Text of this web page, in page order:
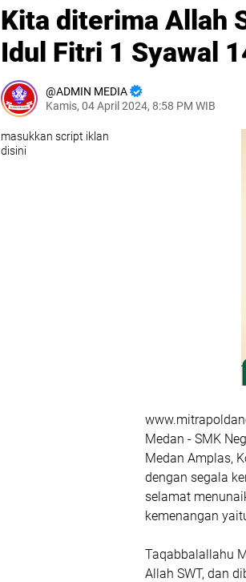
Kita diterima Allah
Idul Fitri 1 Syawal
ADMIN MEDIA
Kamis, 04 April 2024, 8:58 PM WIB
masukkan script iklan
disini
Medan - SMK
Medan Amplas,
dengan segala
selamat
kemenangan
Taqabbalallahu
Allah SWT, dan